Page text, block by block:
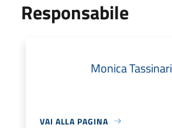
Responsabile
Monica Tassinari
VAI ALLA PAGINA